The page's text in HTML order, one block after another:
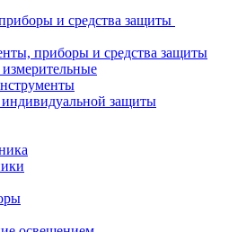
и средства защиты
приборы и средства защиты
индивидуальной защиты